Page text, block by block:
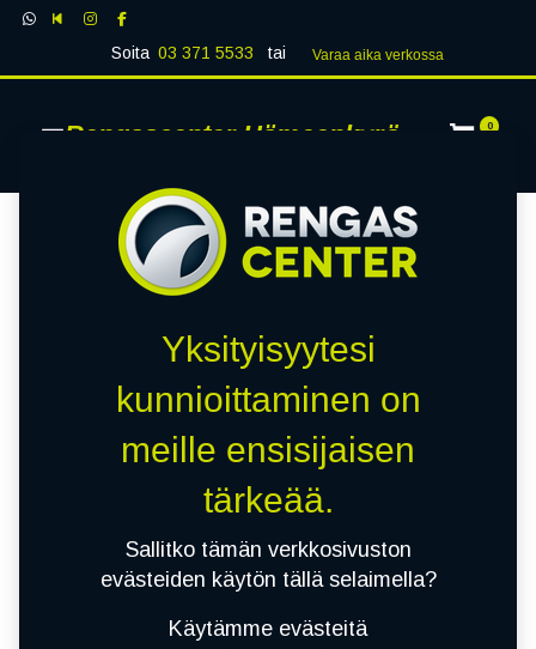
Soita 03 371 5533 tai Varaa aika verk​​​​ossa
Rengascenter Hämeenkyrö 0
Yksityisyytesi
kunnioittaminen on
meille ensisijaisen
tärkeää.
Sallitko tämän verkkosivuston
evästeiden käytön tällä selaimella?
Käytämme evästeitä